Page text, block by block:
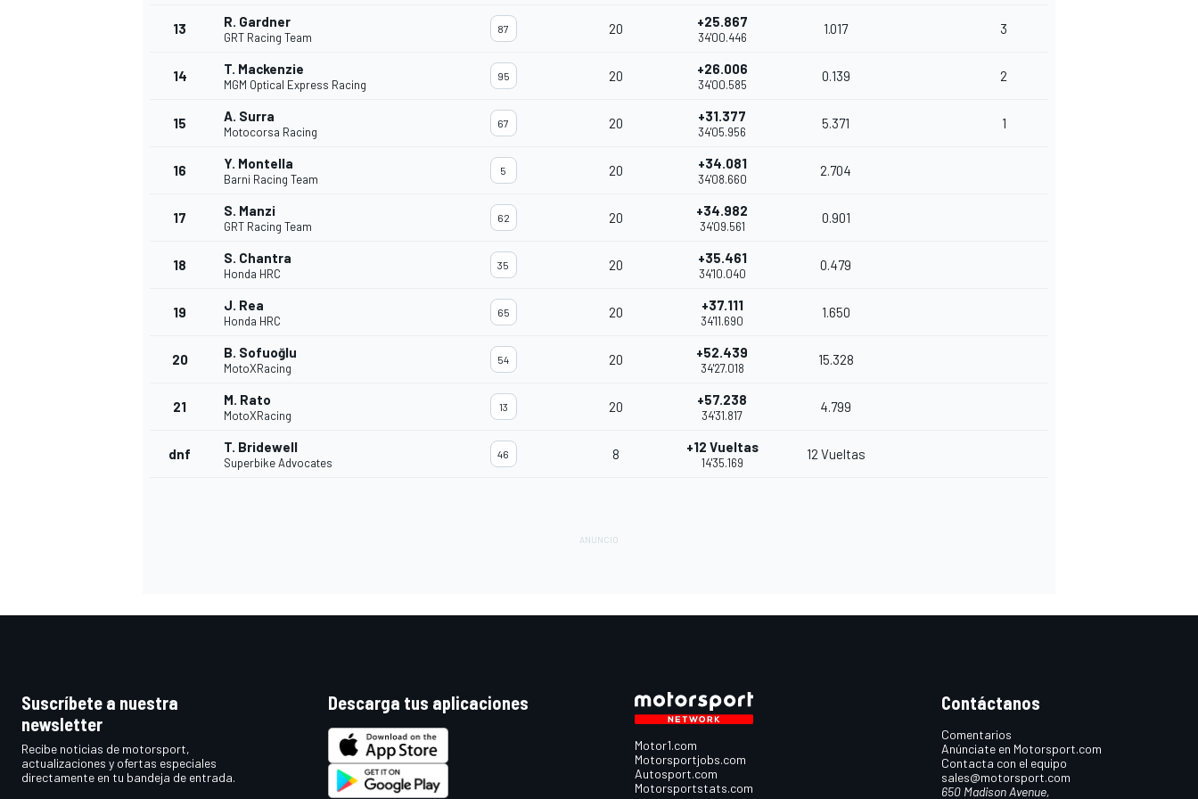
13 R. Gardner
GRT Racing Team
87 20 +25.867
34'00.446
1.017 3
14 T. Mackenzie
MGM Optical Express Racing
95 20 +26.006
34'00.585
0.139 2
15 A. Surra
Motocorsa Racing
67 20 +31.377
34'05.956
5.371 1
16 Y. Montella
Barni Racing Team
5 20 +34.081
34'08.660
2.704
17 S. Manzi
GRT Racing Team
62 20 +34.982
34'09.561
0.901
18 S. Chantra
Honda HRC
35 20 +35.461
34'10.040
0.479
19 J. Rea
Honda HRC
65 20 +37.111
34'11.690
1.650
20 B. Sofuoğlu
MotoXRacing
54 20 +52.439
34'27.018
15.328
21 M. Rato
MotoXRacing
13 20 +57.238
34'31.817
4.799
dnf T. Bridewell
Superbike Advocates
46 8 +12 Vueltas
14'35.169
12 Vueltas
Suscríbete a nuestra
newsletter
Recibe noticias de motorsport,
actualizaciones y ofertas especiales
directamente en tu bandeja de entrada.
Descarga tus aplicaciones
Motor1.com
Motorsportjobs.com
Autosport.com
Motorsportstats.com
Contáctanos
Comentarios
Anúnciate en Motorsport.com
Contacta con el equipo
sales@motorsport.com
650 Madison Avenue,